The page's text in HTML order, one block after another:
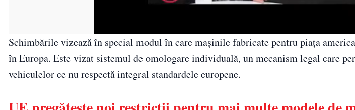
Schimbările vizează în special modul în care mașinile fabricate pentru piața
în Europa. Este vizat sistemul de omologare individuală, un mecanism legal care
vehiculelor ce nu respectă integral standardele europene.